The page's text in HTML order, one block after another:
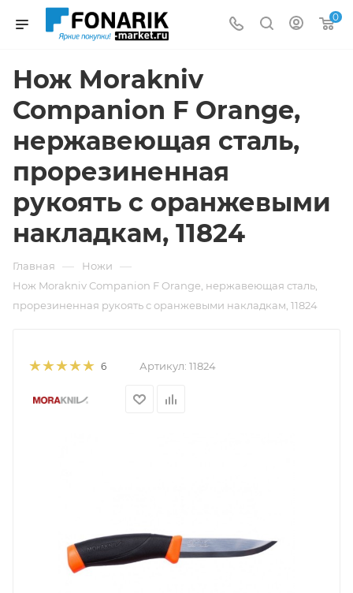
0
Нож Morakniv
Companion F Orange,
нержавеющая сталь,
прорезиненная
рукоять с оранжевыми
накладкам, 11824
Главная — Ножи —
Нож Morakniv Companion F Orange, нержавеющая сталь,
прорезиненная рукоять с оранжевыми накладкам, 11824
6 Артикул: 11824